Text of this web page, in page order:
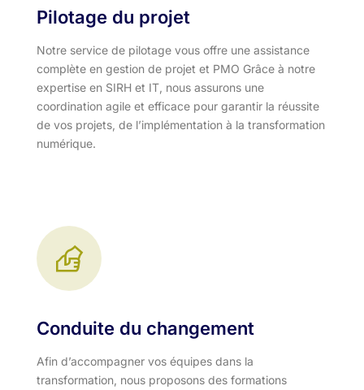
Pilotage du projet
Notre service de pilotage vous offre une assistance
complète en gestion de projet et PMO Grâce à notre
expertise en SIRH et IT, nous assurons une
coordination agile et efficace pour garantir la réussite
de vos projets, de l’implémentation à la transformation
numérique.
Conduite du changement
Afin d’accompagner vos équipes dans la
transformation, nous proposons des formations